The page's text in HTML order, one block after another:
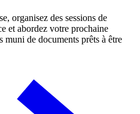
organisez des sessions de
et abordez votre prochaine
muni de documents prêts à être